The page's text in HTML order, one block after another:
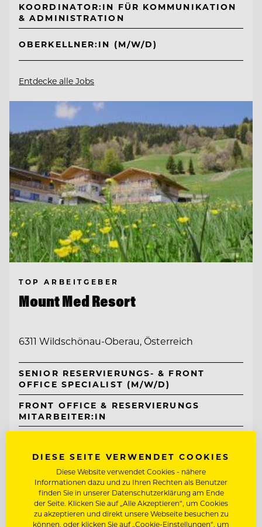
KOORDINATOR:IN FÜR KOMMUNIKATION
& ADMINISTRATION
OBERKELLNER:IN (M/W/D)
Entdecke alle Jobs
TOP ARBEITGEBER
Mount Med Resort
6311 Wildschönau-Oberau, Österreich
SENIOR RESERVIERUNGS- & FRONT
OFFICE SPECIALIST (M/W/D)
FRONT OFFICE & RESERVIERUNGS
MITARBEITER:IN
DIESE SEITE VERWENDET COOKIES
Diese Website verwendet Cookies - nähere
Informationen dazu und zu Ihren Rechten als Benutzer
finden Sie in unserer Datenschutzerklärung am Ende
der Seite. Klicken Sie auf „Alle Akzeptieren“, um Cookies
zu akzeptieren und direkt unsere Webseite besuchen zu
können, oder klicken Sie auf „Cookie-Einstellungen“, um